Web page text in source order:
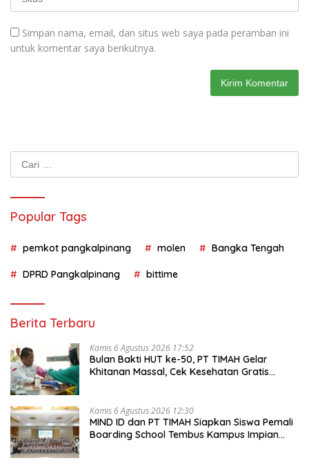
Simpan nama, email, dan situs web saya pada peramban ini
untuk komentar saya berikutnya.
Cari
untuk:
Popular Tags
pemkot pangkalpinang molen Bangka Tengah
DPRD Pangkalpinang bittime
Berita Terbaru
Kamis 6 Agustus 2026 17:52
Bulan Bakti HUT ke-50, PT TIMAH Gelar
Khitanan Massal, Cek Kesehatan Gratis
Kamis 6 Agustus 2026 12:30
MIND ID dan PT TIMAH Siapkan Siswa Pemali
Boarding School Tembus Kampus Impian